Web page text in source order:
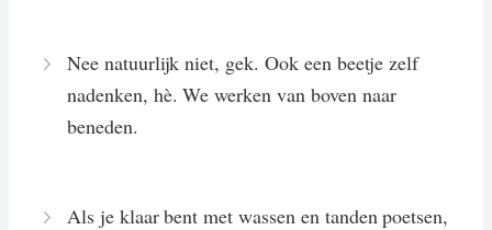
Nee natuurlijk niet, gek. Ook een beetje zelf
nadenken, hè. We werken van boven naar
beneden.
Als je klaar bent met wassen en tanden poetsen,